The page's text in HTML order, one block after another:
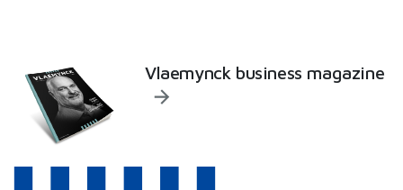
Vlaemynck business magazine